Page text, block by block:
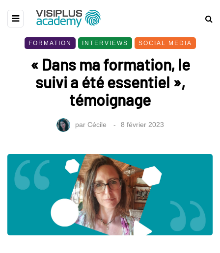
FORMATION INTERVIEWS SOCIAL MEDIA
« Dans ma formation, le
suivi a été essentiel »,
témoignage
par Cécile 8 février 2023